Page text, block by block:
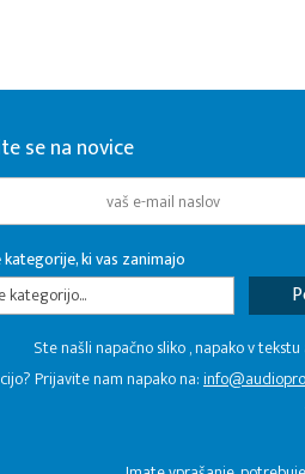
se na novice
ki vas zanimajo
kategorijo...
Ste našli napačno sliko , napako v
Prijavite nam napako na: